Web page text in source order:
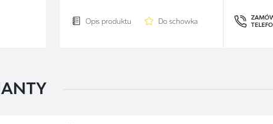
Opis produktu Do schowka